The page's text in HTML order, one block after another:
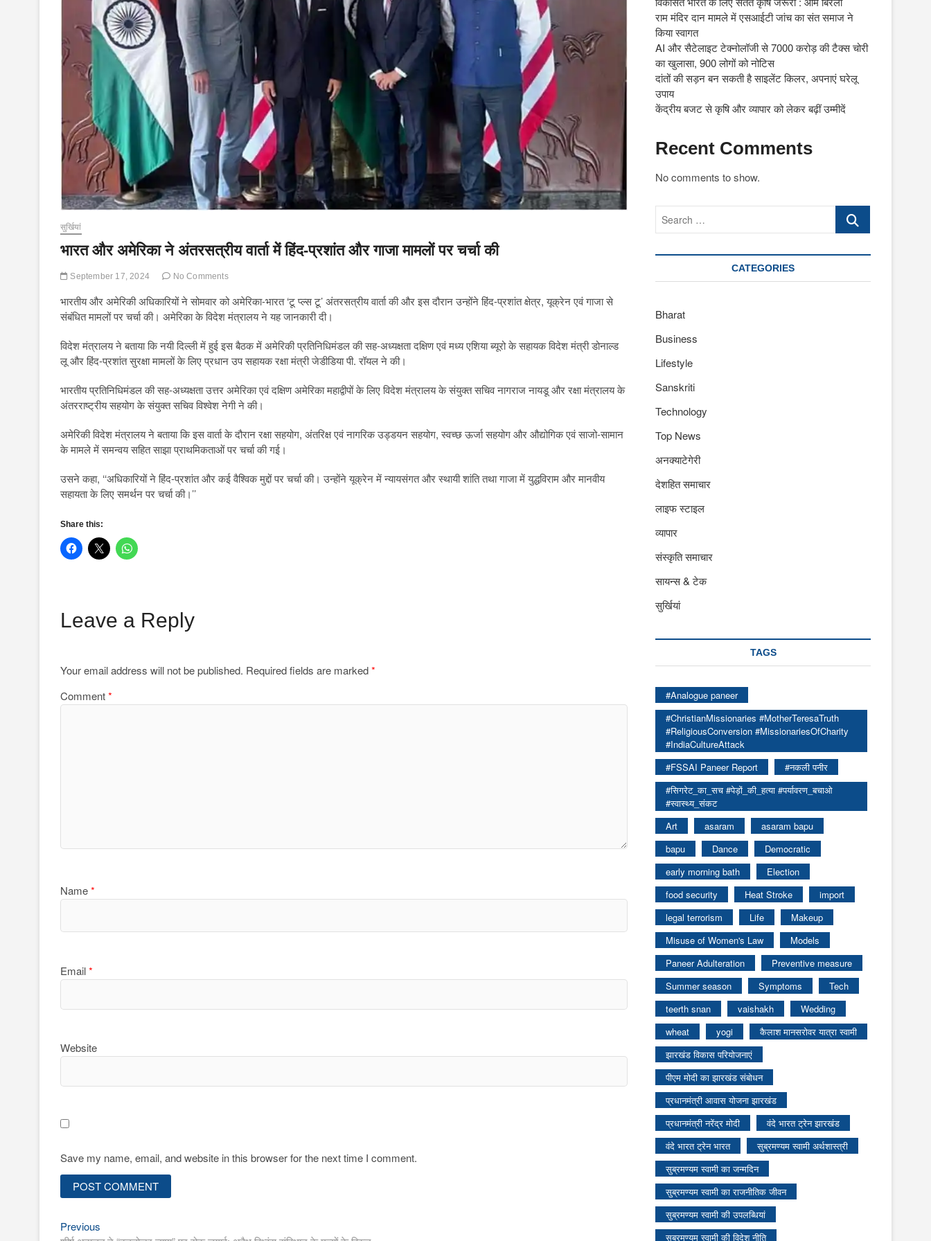
सुर्खियां
भारत और अमेरिका ने अंतरसत्रीय वार्ता में हिंद-प्रशांत और गाजा मामलों पर चर्चा की
September 17, 2024 No Comments
भारतीय और अमेरिकी अधिकारियों ने सोमवार को अमेरिका-भारत ‘टू प्ल्स टू’ अंतरसत्रीय वार्ता की और इस दौरान उन्होंने हिंद-प्रशांत क्षेत्र, यूक्रेन एवं गाजा से
संबंधित मामलों पर चर्चा की। अमेरिका के विदेश मंत्रालय ने यह जानकारी दी।
विदेश मंत्रालय ने बताया कि नयी दिल्ली में हुई इस बैठक में अमेरिकी प्रतिनिधिमंडल की सह-अध्यक्षता दक्षिण एवं मध्य एशिया ब्यूरो के सहायक विदेश मंत्री डोनाल्ड
लू और हिंद-प्रशांत सुरक्षा मामलों के लिए प्रधान उप सहायक रक्षा मंत्री जेडीडिया पी. रॉयल ने की।
भारतीय प्रतिनिधिमंडल की सह-अध्यक्षता उत्तर अमेरिका एवं दक्षिण अमेरिका महाद्वीपों के लिए विदेश मंत्रालय के संयुक्त सचिव नागराज नायडू और रक्षा मंत्रालय के
अंतरराष्ट्रीय सहयोग के संयुक्त सचिव विश्वेश नेगी ने की।
अमेरिकी विदेश मंत्रालय ने बताया कि इस वार्ता के दौरान रक्षा सहयोग, अंतरिक्ष एवं नागरिक उड्डयन सहयोग, स्वच्छ ऊर्जा सहयोग और औद्योगिक एवं साजो-सामान
के मामले में समन्वय सहित साझा प्राथमिकताओं पर चर्चा की गई।
उसने कहा, ‘‘अधिकारियों ने हिंद-प्रशांत और कई वैश्विक मुद्दों पर चर्चा की। उन्होंने यूक्रेन में न्यायसंगत और स्थायी शांति तथा गाजा में युद्धविराम और मानवीय
सहायता के लिए समर्थन पर चर्चा की।’’
Share this:
Leave a Reply
Your email address will not be published. Required fields are marked*
Comment*
Name*
Email*
Website
Save my name, email, and website in this browser for the next time I comment.
Post
Previous
राम मंदिर दान मामले में एसआईटी जांच का संत समाज ने
किया स्वागत
AI और सैटेलाइट टेक्नोलॉजी से 7000 करोड़ की टैक्स चोरी
का खुलासा, 900 लोगों को नोटिस
दांतों की सड़न बन सकती है साइलेंट किलर, अपनाएं घरेलू
उपाय
केंद्रीय बजट से कृषि और व्यापार को लेकर बढ़ीं उम्मीदें
Recent Comments
No comments to show.
Search
CATEGORIES
Bharat
Business
Lifestyle
Sanskriti
Technology
Top News
अनक्याटेगेरी
देशहित समाचार
लाइफ स्टाइल
व्यापार
संस्कृति समाचार
सायन्स & टेक
सुर्खियां
TAGS
#Analogue paneer
#ChristianMissionaries #MotherTeresaTruth
#ReligiousConversion #MissionariesOfCharity
#IndiaCultureAttack
#FSSAI Paneer Report
#नकली पनीर
#सिगरेट_का_सच #पेड़ों_की_हत्या #पर्यावरण_बचाओ
#स्वास्थ्य_संकट
Art
asaram
asaram bapu
bapu
Dance
Democratic
early morning bath
Election
food security
Heat Stroke
import
legal terrorism
Life
Makeup
Misuse of Women's Law
Models
Paneer Adulteration
Preventive measure
Summer season
Symptoms
Tech
teerth snan
vaishakh
Wedding
wheat
yogi
कैलाश मानसरोवर यात्रा स्वामी
झारखंड विकास परियोजनाएं
पीएम मोदी का झारखंड संबोधन
प्रधानमंत्री आवास योजना झारखंड
प्रधानमंत्री नरेंद्र मोदी
वंदे भारत ट्रेन झारखंड
वंदे भारत ट्रेन भारत
सुब्रमण्यम स्वामी अर्थशास्त्री
सुब्रमण्यम स्वामी का जन्मदिन
सुब्रमण्यम स्वामी का राजनीतिक जीवन
सुब्रमण्यम स्वामी की उपलब्धियां
सुब्रमण्यम स्वामी की विदेश नीति